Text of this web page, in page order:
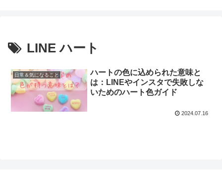
LINE ハート
日常＆気になること
ハートの色に込められた意味と
は：LINEやインスタで失敗しな
いためのハート色ガイド
2024.07.16